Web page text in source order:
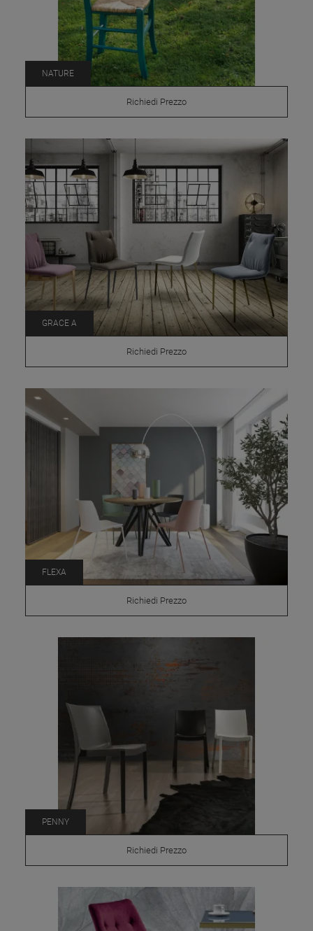
NATURE
Richiedi Prezzo
GRACE A
Richiedi Prezzo
FLEXA
Richiedi Prezzo
PENNY
Richiedi Prezzo